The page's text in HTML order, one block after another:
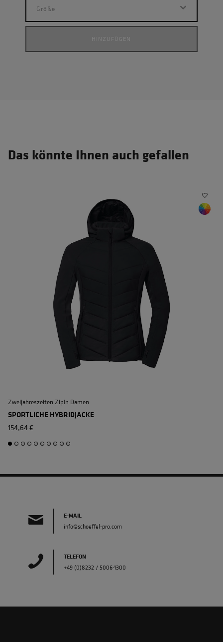
Größe
HINZUFÜGEN
Das könnte Ihnen auch gefallen
Zweijahreszeiten ZipIn Damen
SPORTLICHE HYBRIDJACKE
154,64 €
E-MAIL
info@schoeffel-pro.com
TELEFON
+49 (0)8232 / 5006-1300